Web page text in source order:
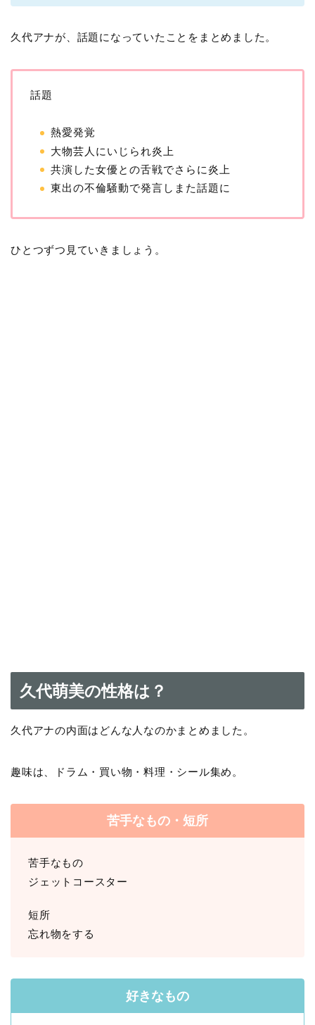
久代アナが、話題になっていたことをまとめました。
話題
熱愛発覚
大物芸人にいじられ炎上
共演した女優との舌戦でさらに炎上
東出の不倫騒動で発言しまた話題に
ひとつずつ見ていきましょう。
久代萌美の性格は？
久代アナの内面はどんな人なのかまとめました。
趣味は、ドラム・買い物・料理・シール集め。
苦手なもの・短所
苦手なもの
ジェットコースター
短所
忘れ物をする
好きなもの